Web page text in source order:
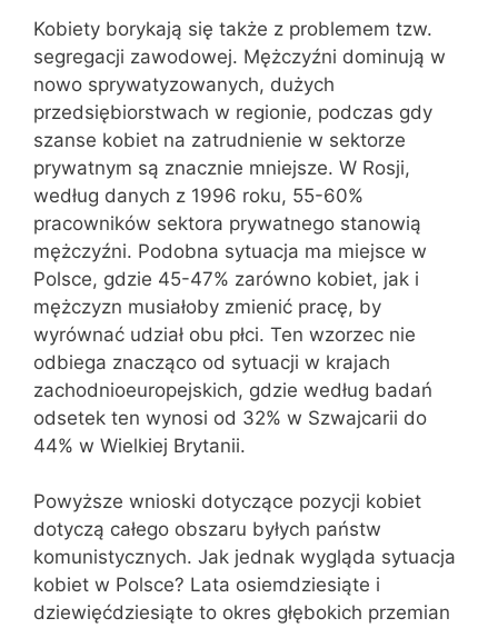
Kobiety borykają się także z problemem tzw.
segregacji zawodowej. Mężczyźni dominują w
nowo sprywatyzowanych, dużych
przedsiębiorstwach w regionie, podczas gdy
szanse kobiet na zatrudnienie w sektorze
prywatnym są znacznie mniejsze. W Rosji,
według danych z 1996 roku, 55-60%
pracowników sektora prywatnego stanowią
mężczyźni. Podobna sytuacja ma miejsce w
Polsce, gdzie 45-47% zarówno kobiet, jak i
mężczyzn musiałoby zmienić pracę, by
wyrównać udział obu płci. Ten wzorzec nie
odbiega znacząco od sytuacji w krajach
zachodnioeuropejskich, gdzie według badań
odsetek ten wynosi od 32% w Szwajcarii do
44% w Wielkiej Brytanii.
Powyższe wnioski dotyczące pozycji kobiet
dotyczą całego obszaru byłych państw
komunistycznych. Jak jednak wygląda sytuacja
kobiet w Polsce? Lata osiemdziesiąte i
dziewięćdziesiąte to okres głębokich przemian